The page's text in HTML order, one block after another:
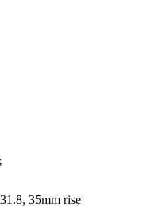
35mm rise